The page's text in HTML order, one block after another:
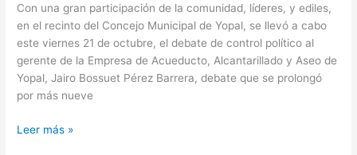
Con una gran participación de la comunidad, líderes, y ediles,
en el recinto del Concejo Municipal de Yopal, se llevó a cabo
este viernes 21 de octubre, el debate de control político al
gerente de la Empresa de Acueducto, Alcantarillado y Aseo de
Yopal, Jairo Bossuet Pérez Barrera, debate que se prolongó
por más nueve
Leer más »